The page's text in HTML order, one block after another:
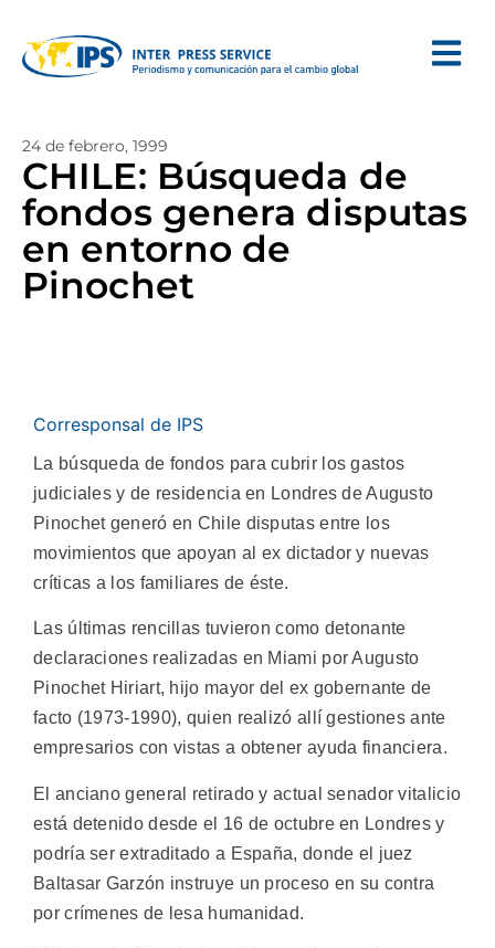
24 de febrero, 1999
CHILE: Búsqueda de
fondos genera disputas
en entorno de
Pinochet
Corresponsal de IPS
La búsqueda de fondos para cubrir los gastos
judiciales y de residencia en Londres de Augusto
Pinochet generó en Chile disputas entre los
movimientos que apoyan al ex dictador y nuevas
críticas a los familiares de éste.
Las últimas rencillas tuvieron como detonante
declaraciones realizadas en Miami por Augusto
Pinochet Hiriart, hijo mayor del ex gobernante de
facto (1973-1990), quien realizó allí gestiones ante
empresarios con vistas a obtener ayuda financiera.
El anciano general retirado y actual senador vitalicio
está detenido desde el 16 de octubre en Londres y
podría ser extraditado a España, donde el juez
Baltasar Garzón instruye un proceso en su contra
por crímenes de lesa humanidad.